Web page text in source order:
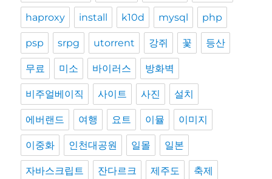
haproxy install k10d mysql php
psp srpg utorrent 강쥐 꽃 등산
무료 미소 바이러스 방화벽
비주얼베이직 사이트 사진 설치
에버랜드 여행 요트 이뮬 이미지
이중화 인천대공원 일몰 일본
자바스크립트 잔다르크 제주도 축제